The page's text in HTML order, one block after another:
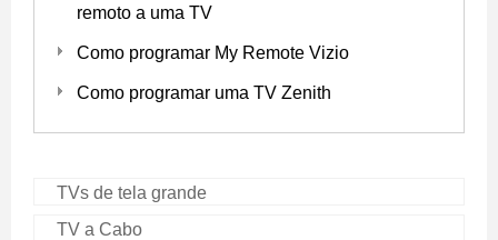
remoto a uma TV
Como programar My Remote Vizio
Como programar uma TV Zenith
TVs de tela grande
TV a Cabo